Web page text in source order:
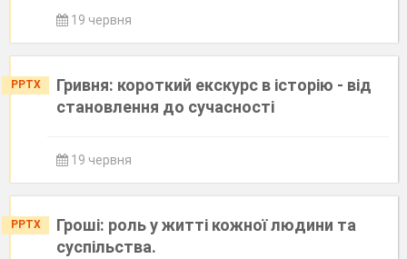
19 червня
PPTX
Гривня: короткий екскурс в історію - від
становлення до сучасності
19 червня
PPTX
Гроші: роль у житті кожної людини та
суспільства.